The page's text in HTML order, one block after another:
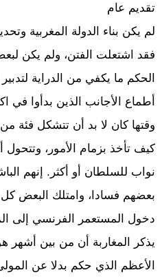
تقديم عام
لم يكن بناء الدولة المغربية
فقد اشتعلت الفتن، ولم يكن
الحكم ما يكفي من الدراية
أطماع الأجانب الذين بدأوا في
وقتها كان لا بد أن تتشكل
كيف تأخذ بزمام الأمور، وتتحول
نواب للسلطان أو أكثر. إنهم
بعضهم فسادا، وامتلك البعض
دخول المستعمر الفرنسي إلى
يذكر المغاربة أن من بين أشهر
الأعظم الذي حكم بدلا عن